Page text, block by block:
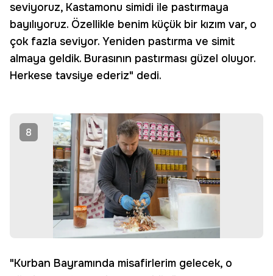
seviyoruz, Kastamonu simidi ile pastırmaya
bayılıyoruz. Özellikle benim küçük bir kızım var, o
çok fazla seviyor. Yeniden pastırma ve simit
almaya geldik. Burasının pastırması güzel oluyor.
Herkese tavsiye ederiz" dedi.
8
"Kurban Bayramında misafirlerim gelecek, o